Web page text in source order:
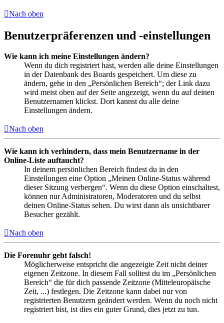
Nach oben
Benutzerpräferenzen und -einstellungen
Wie kann ich meine Einstellungen ändern?
Wenn du dich registriert hast, werden alle deine Einstellungen
in der Datenbank des Boards gespeichert. Um diese zu
ändern, gehe in den „Persönlichen Bereich“; der Link dazu
wird meist oben auf der Seite angezeigt, wenn du auf deinen
Benutzernamen klickst. Dort kannst du alle deine
Einstellungen ändern.
Nach oben
Wie kann ich verhindern, dass mein Benutzername in der
Online-Liste auftaucht?
In deinem persönlichen Bereich findest du in den
Einstellungen eine Option „Meinen Online-Status während
dieser Sitzung verbergen“. Wenn du diese Option einschaltest,
können nur Administratoren, Moderatoren und du selbst
deinen Online-Status sehen. Du wirst dann als unsichtbarer
Besucher gezählt.
Nach oben
Die Forenuhr geht falsch!
Möglicherweise entspricht die angezeigte Zeit nicht deiner
eigenen Zeitzone. In diesem Fall solltest du im „Persönlichen
Bereich“ die für dich passende Zeitzone (Mitteleuropäische
Zeit, ...) festlegen. Die Zeitzone kann dabei nur von
registrierten Benutzern geändert werden. Wenn du noch nicht
registriert bist, ist dies ein guter Grund, dies jetzt zu tun.